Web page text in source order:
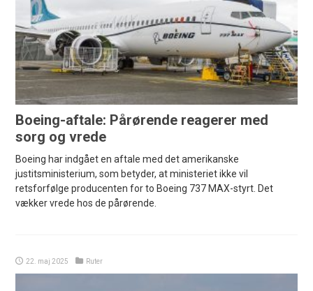
Boeing-aftale: Pårørende reagerer med
sorg og vrede
Boeing har indgået en aftale med det amerikanske
justitsministerium, som betyder, at ministeriet ikke vil
retsforfølge producenten for to Boeing 737 MAX-styrt. Det
vækker vrede hos de pårørende.
22. maj 2025 Ruter